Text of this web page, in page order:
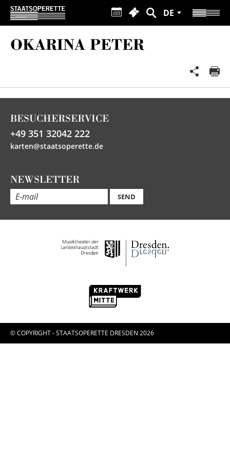
DE
OKARINA PETER
BESUCHERSERVICE
+49 351 32042 222
karten@staatsoperette.de
NEWSLETTER
SEND
© COPYRIGHT - STAATSOPERETTE DRESDEN 2026